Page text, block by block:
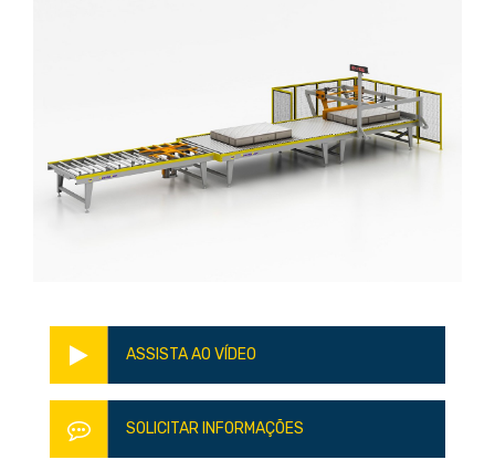
ASSISTA AO VÍDEO
SOLICITAR INFORMAÇÕES